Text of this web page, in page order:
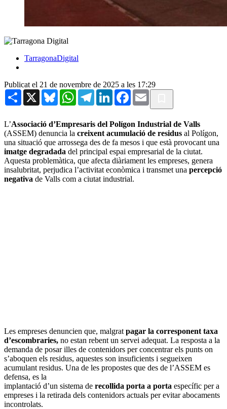
TarragonaDigital
Publicat el 21 de novembre de 2025 a les 17:29
Share X BlueskyWhatsAppTelegramLinkedInFacebook
Email
L’Associació d’Empresaris del Polígon Industrial de Valls
(ASSEM) denuncia la creixent acumulació de residus al Polígon,
una situació que arrossega des de fa mesos i que està provocant una
imatge degradada del principal espai empresarial de la ciutat.
Aquesta problemàtica, que afecta diàriament les empreses, genera
insalubritat, perjudica l’activitat econòmica i transmet una percepció
negativa de Valls com a ciutat industrial.
Les empreses denuncien que, malgrat pagar la corresponent taxa
d’escombraries, no estan rebent un servei adequat. La resposta a la
demanda de posar illes de contenidors per concentrar els punts on
s’aboquen els residus, aquestes son insuficients i segueixen
acumulant residus. Una de les propostes que des de l’ASSEM es
defensa, es la
implantació d’un sistema de recollida porta a porta específic per a
empreses i la retirada dels contenidors actuals per evitar abocaments
incontrolats.